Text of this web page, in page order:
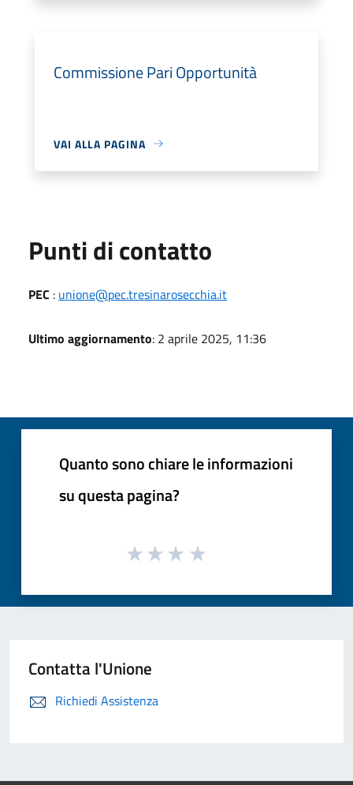
Commissione Pari Opportunità
VAI ALLA PAGINA
Punti di contatto
PEC : unione@pec.tresinarosecchia.it
Ultimo aggiornamento: 2 aprile 2025, 11:36
Quanto sono chiare le informazioni
su questa pagina?
Contatta l'Unione
Richiedi Assistenza